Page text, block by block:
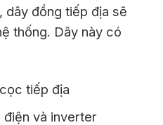
dây đồng tiếp địa sẽ
thống. Dây này có
tiếp địa
điện và inverter